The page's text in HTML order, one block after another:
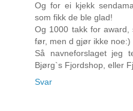
Og for ei kjekk
som fikk de ble glad!
Og 1000 takk for
før, men d gjør ikke noe:)
Så navneforslaget jeg
Bjørg`s Fjordshop, eller
Svar